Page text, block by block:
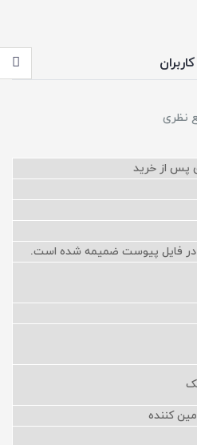
نظری
در فایل پیوست ضمیمه شده است.
کننده